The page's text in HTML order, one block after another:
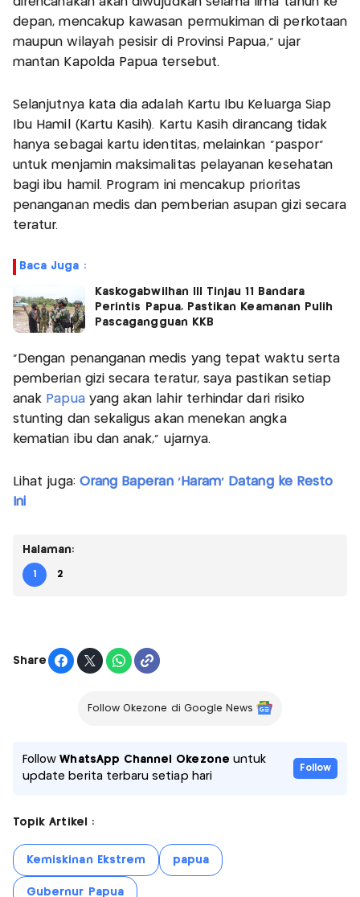
depan, mencakup kawasan permukiman di perkotaan
maupun wilayah pesisir di Provinsi Papua,” ujar
mantan Kapolda Papua tersebut.
Selanjutnya kata dia adalah Kartu Ibu Keluarga Siap
Ibu Hamil (Kartu Kasih). Kartu Kasih dirancang tidak
hanya sebagai kartu identitas, melainkan "paspor"
untuk menjamin maksimalitas pelayanan kesehatan
bagi ibu hamil. Program ini mencakup prioritas
penanganan medis dan pemberian asupan gizi secara
teratur.
Baca Juga :
Kaskogabwilhan III Tinjau 11 Bandara
Perintis Papua, Pastikan Keamanan Pulih
Pascagangguan KKB
"Dengan penanganan medis yang tepat waktu serta
pemberian gizi secara teratur, saya pastikan setiap
anak Papuayang akan lahir terhindar dari risiko
stunting dan sekaligus akan menekan angka
kematian ibu dan anak," ujarnya.
Lihat juga: Orang Baperan 'Haram' Datang ke Resto
Ini
Halaman:
1 2
Share
Follow Okezone di Google News
FollowWhatsApp Channel Okezone untuk
update berita terbaru setiap hari
Follow
Topik Artikel :
Kemiskinan Ekstrem papua
Gubernur Papua